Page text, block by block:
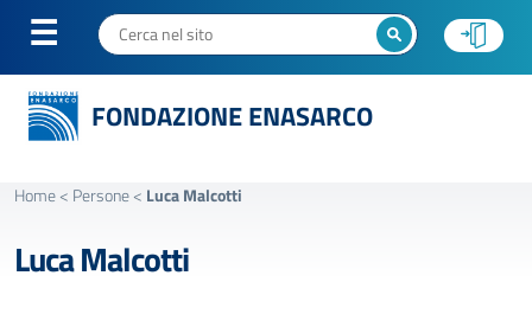
FONDAZIONE ENASARCO
Home< Persone< Luca Malcotti
Luca Malcotti